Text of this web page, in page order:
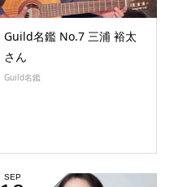
Guild名鑑 No.7 三浦 裕太
さん
Guild名鑑
SEP